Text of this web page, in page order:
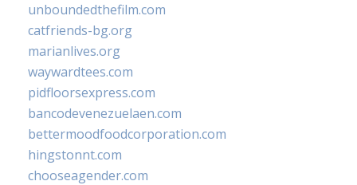
unboundedthefilm.com
catfriends-bg.org
marianlives.org
waywardtees.com
pidfloorsexpress.com
bancodevenezuelaen.com
bettermoodfoodcorporation.com
hingstonnt.com
chooseagender.com